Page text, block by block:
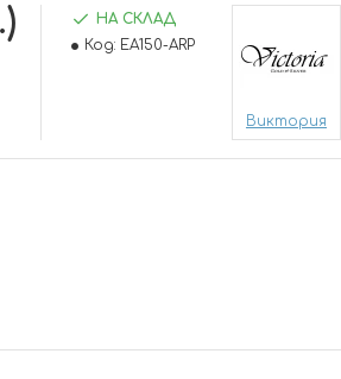
НА СКЛАД
Код: EA150-ARP
Виктория